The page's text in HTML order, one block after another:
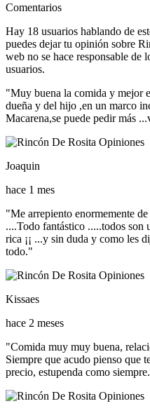
Comentarios
Hay 18 usuarios hablando de
puedes dejar tu opinión sobre
web no se hace responsable de
usuarios.
"Muy buena la comida y mejor
dueña y del hijo ,en un marco
Macarena,se puede pedir más
Joaquin
hace 1 mes
"Me arrepiento enormemente
....Todo fantástico .....todos
rica ¡¡ ...y sin duda y como les
todo."
Kissaes
hace 2 meses
"Comida muy muy buena,
Siempre que acudo pienso que
precio, estupenda como